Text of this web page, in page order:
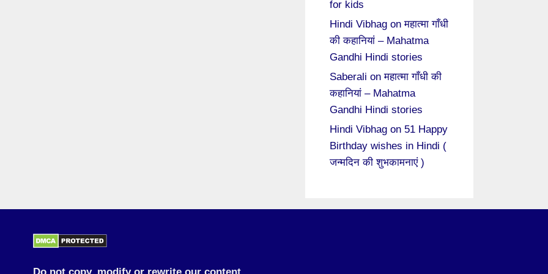
for kids
Hindi Vibhag onमहात्मा गाँधी
की कहानियां – Mahatma
Gandhi Hindi stories
Saberali onमहात्मा गाँधी की
कहानियां – Mahatma
Gandhi Hindi stories
Hindi Vibhag on 51 Happy
Birthday wishes in Hindi (
जन्मदिन की शुभकामनाएं )